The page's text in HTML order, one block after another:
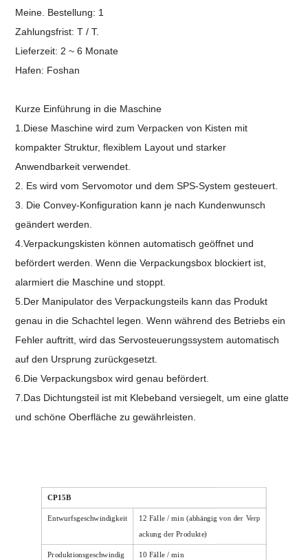
Meine. Bestellung: 1
Zahlungsfrist: T / T.
Lieferzeit: 2 ~ 6 Monate
Hafen: Foshan
Kurze Einführung in die Maschine
1.Diese Maschine wird zum Verpacken von Kisten mit
kompakter Struktur, flexiblem Layout und starker
Anwendbarkeit verwendet.
2. Es wird vom Servomotor und dem SPS-System gesteuert.
3. Die Convey-Konfiguration kann je nach Kundenwunsch
geändert werden.
4.Verpackungskisten können automatisch geöffnet und
befördert werden. Wenn die Verpackungsbox blockiert ist,
alarmiert die Maschine und stoppt.
5.Der Manipulator des Verpackungsteils kann das Produkt
genau in die Schachtel legen. Wenn während des Betriebs ein
Fehler auftritt, wird das Servosteuerungssystem automatisch
auf den Ursprung zurückgesetzt.
6.Die Verpackungsbox wird genau befördert.
7.Das Dichtungsteil ist mit Klebeband versiegelt, um eine glatte
und schöne Oberfläche zu gewährleisten.
CP15B
Entwurfsgeschwindigkeit
12 Fälle / min (abhängig von der Verp
ackung der Produkte)
Produktionsgeschwindig
10 Fälle / min